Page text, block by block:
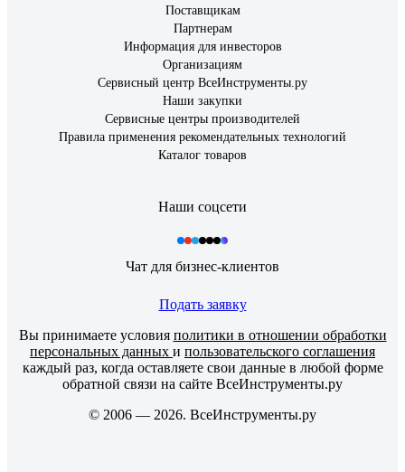
Поставщикам
Партнерам
Информация для инвесторов
Организациям
Сервисный центр ВсеИнструменты.ру
Наши закупки
Сервисные центры производителей
Правила применения рекомендательных технологий
Каталог товаров
Наши соцсети
Чат для бизнес-клиентов
Подать заявку
Вы принимаете условия политики в отношении обработки
персональных данных и пользовательского соглашения
каждый раз, когда оставляете свои данные в любой форме
обратной связи на сайте ВсеИнструменты.ру
© 2006 — 2026. ВсеИнструменты.ру